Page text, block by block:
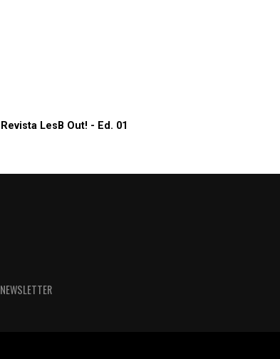
Revista LesB Out! - Ed. 01
NEWSLETTER